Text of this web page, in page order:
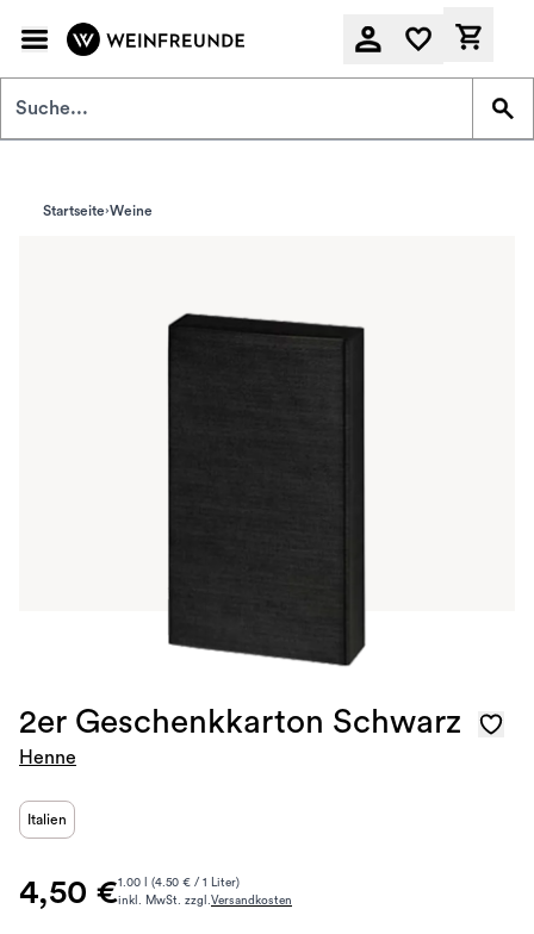
Startseite Weine
2er Geschenkkarton Schwarz
Henne
Italien
4,50 €1.00 l (4.50 € / 1 Liter)
inkl. MwSt. zzgl.Versandkosten